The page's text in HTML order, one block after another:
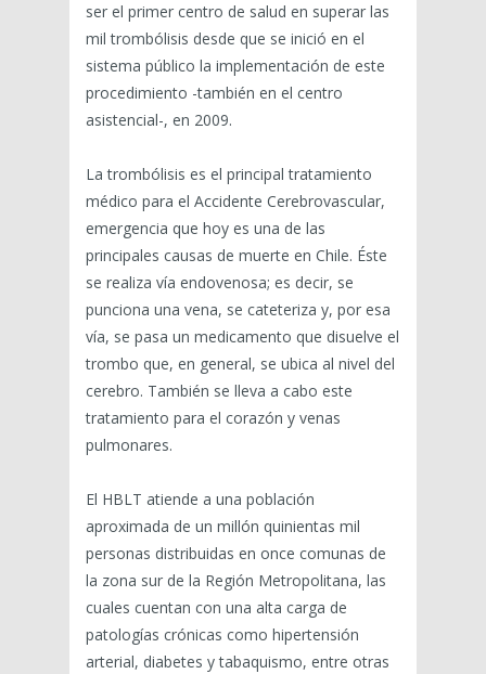
ser el primer centro de salud en superar las
mil trombólisis desde que se inició en el
sistema público la implementación de este
procedimiento -también en el centro
asistencial-, en 2009.
La trombólisis es el principal tratamiento
médico para el Accidente Cerebrovascular,
emergencia que hoy es una de las
principales causas de muerte en Chile. Éste
se realiza vía endovenosa; es decir, se
punciona una vena, se cateteriza y, por esa
vía, se pasa un medicamento que disuelve el
trombo que, en general, se ubica al nivel del
cerebro. También se lleva a cabo este
tratamiento para el corazón y venas
pulmonares.
El HBLT atiende a una población
aproximada de un millón quinientas mil
personas distribuidas en once comunas de
la zona sur de la Región Metropolitana, las
cuales cuentan con una alta carga de
patologías crónicas como hipertensión
arterial, diabetes y tabaquismo, entre otras